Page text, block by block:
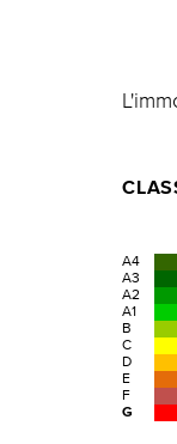
A4
A3
A2
A1
B
C
D
E
F
G